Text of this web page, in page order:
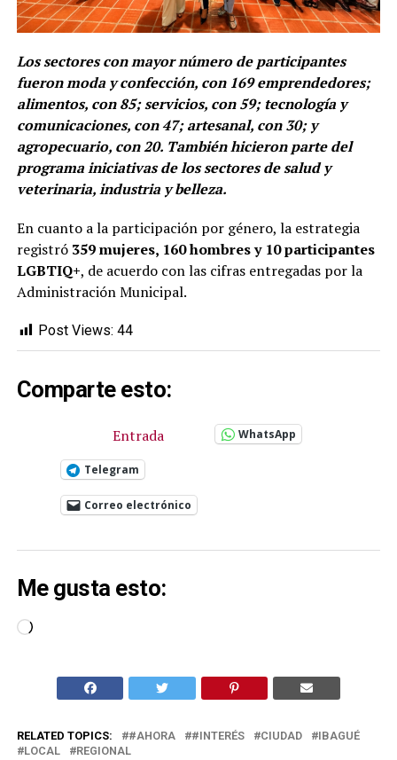
Los sectores con mayor número de participantes
fueron moda y confección, con 169 emprendedores;
alimentos, con 85; servicios, con 59; tecnología y
comunicaciones, con 47; artesanal, con 30; y
agropecuario, con 20. También hicieron parte del
programa iniciativas de los sectores de salud y
veterinaria, industria y belleza.
En cuanto a la participación por género, la estrategia
registró 359 mujeres, 160 hombres y 10 participantes
LGBTIQ+, de acuerdo con las cifras entregadas por la
Administración Municipal.
Post Views: 44
Comparte esto:
Entrada WhatsApp
Telegram
Correo electrónico
Me gusta esto:
Cargando...
RELATED TOPICS: #AHORA #INTERÉS CIUDAD
IBAGUÉ
LOCAL
REGIONAL